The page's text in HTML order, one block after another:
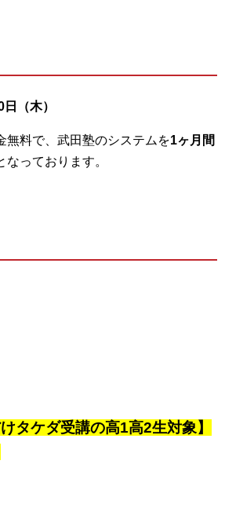
（木）
無料で、武田塾のシステムを1ヶ月間
なっております。
タケダ受講の高1高2生対象】